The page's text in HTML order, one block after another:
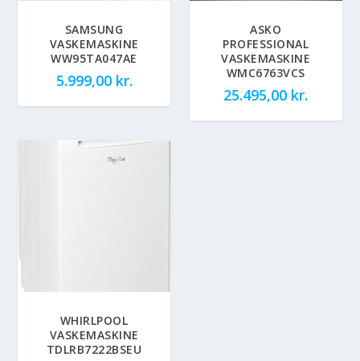
SAMSUNG
VASKEMASKINE
WW95TA047AE
5.999,00 kr.
ASKO
PROFESSIONAL
VASKEMASKINE
WMC6763VCS
25.495,00 kr.
WHIRLPOOL
VASKEMASKINE
TDLRB7222BSEU